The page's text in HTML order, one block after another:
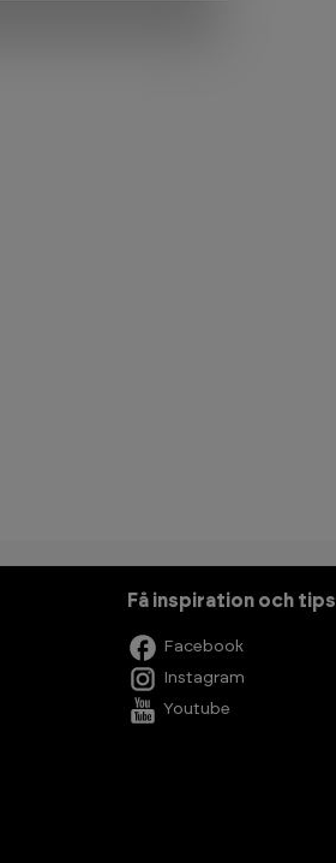
Få inspiration och tips
Facebook
Instagram
Youtube